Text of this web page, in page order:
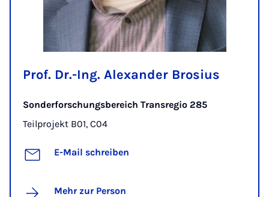
Prof. Dr.-Ing. Alexander Brosius
Sonderforschungsbereich Transregio 285
Teilprojekt B01, C04
E-Mail schreiben
Mehr zur Person